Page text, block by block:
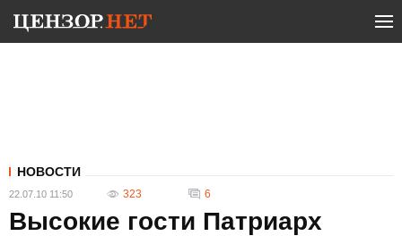
НОВОСТИ
22.07.10 11:50 323 6
Высокие гости Патриарх